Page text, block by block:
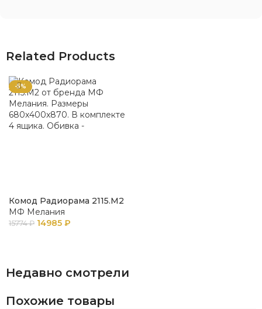
Related Products
-5%
Комод Радиорама 2115.М2
МФ Мелания
15774₽ 14985 ₽
Недавно смотрели
Похожие товары